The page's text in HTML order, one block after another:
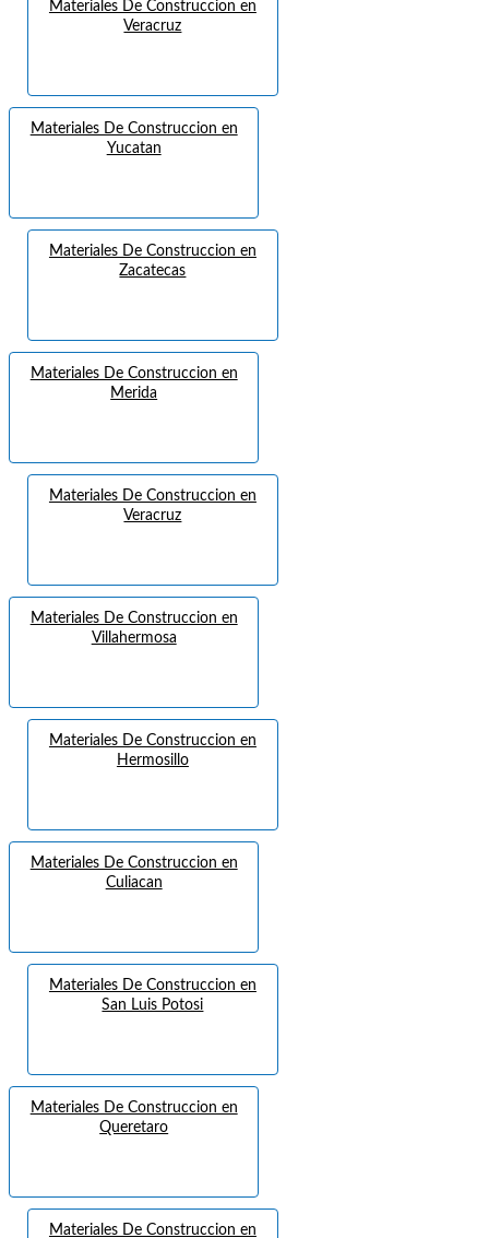
Materiales De Construccion en
Veracruz
Materiales De Construccion en
Yucatan
Materiales De Construccion en
Zacatecas
Materiales De Construccion en
Merida
Materiales De Construccion en
Veracruz
Materiales De Construccion en
Villahermosa
Materiales De Construccion en
Hermosillo
Materiales De Construccion en
Culiacan
Materiales De Construccion en
San Luis Potosi
Materiales De Construccion en
Queretaro
Materiales De Construccion en